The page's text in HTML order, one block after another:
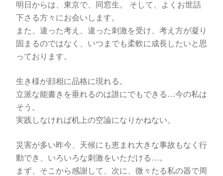
明日からは、東京で、同窓生。 そして、よくお世話
下さる方々にお会いします。
また、違った考え、違った刺激を受け、考え方が凝り
固まるのではなく、いつまでも柔軟に成長したいと思
っております。
生き様が顔相に品格に現れる。
立派な能書きを垂れるのは誰にでもできる…今の私は
そう。
実践しなければ机上の空論になりかねない。
災害が多い昨今、天候にも恵まれ大きな事故もなく行
動でき、いろいろな刺激をいただける…。
まず、そこから感謝して、次に、微々たる私の器で周